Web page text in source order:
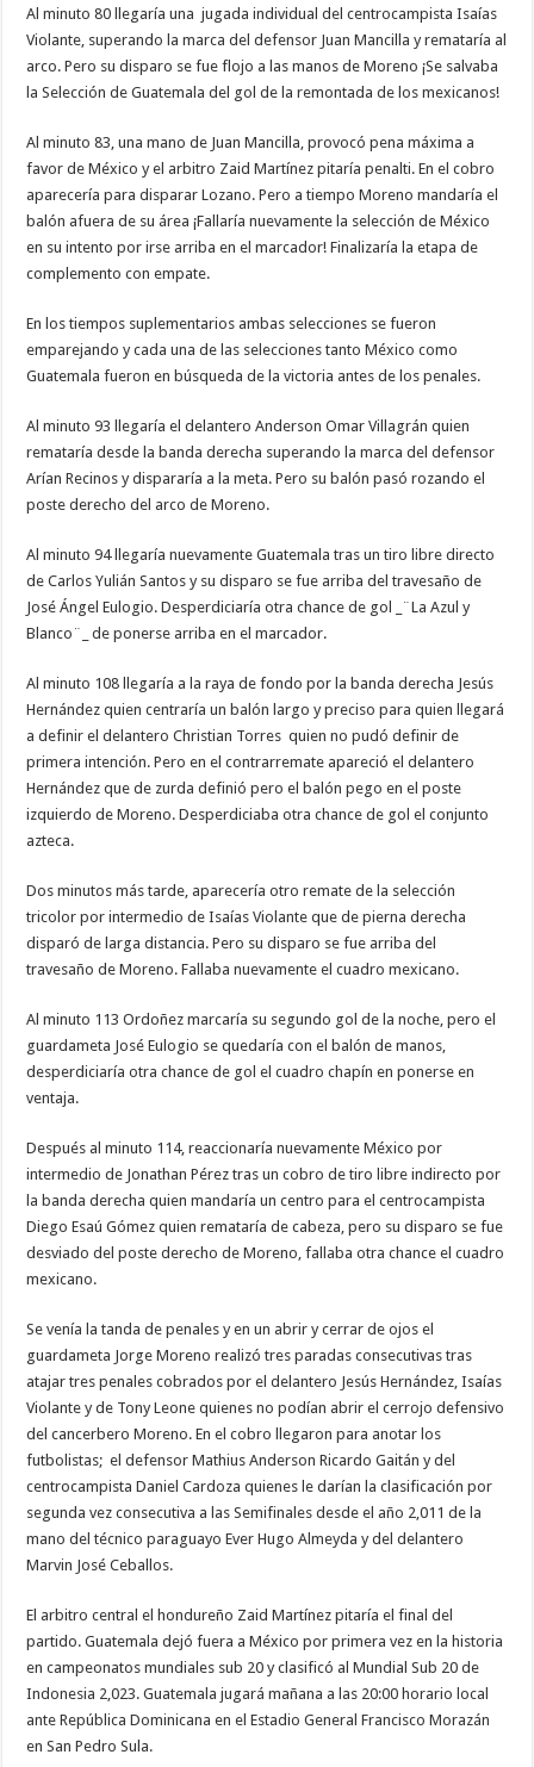
Al minuto 80 llegaría una jugada individual del centrocampista Isaías
Violante, superando la marca del defensor Juan Mancilla y remataría al
arco. Pero su disparo se fue flojo a las manos de Moreno ¡Se salvaba
la Selección de Guatemala del gol de la remontada de los mexicanos!
Al minuto 83, una mano de Juan Mancilla, provocó pena máxima a
favor de México y el arbitro Zaid Martínez pitaría penalti. En el cobro
aparecería para disparar Lozano. Pero a tiempo Moreno mandaría el
balón afuera de su área ¡Fallaría nuevamente la selección de México
en su intento por irse arriba en el marcador! Finalizaría la etapa de
complemento con empate.
En los tiempos suplementarios ambas selecciones se fueron
emparejando y cada una de las selecciones tanto México como
Guatemala fueron en búsqueda de la victoria antes de los penales.
Al minuto 93 llegaría el delantero Anderson Omar Villagrán quien
remataría desde la banda derecha superando la marca del defensor
Arían Recinos y dispararía a la meta. Pero su balón pasó rozando el
poste derecho del arco de Moreno.
Al minuto 94 llegaría nuevamente Guatemala tras un tiro libre directo
de Carlos Yulián Santos y su disparo se fue arriba del travesaño de
José Ángel Eulogio. Desperdiciaría otra chance de gol _¨La Azul y
Blanco¨_ de ponerse arriba en el marcador.
Al minuto 108 llegaría a la raya de fondo por la banda derecha Jesús
Hernández quien centraría un balón largo y preciso para quien llegará
a definir el delantero Christian Torres quien no pudó definir de
primera intención. Pero en el contrarremate apareció el delantero
Hernández que de zurda definió pero el balón pego en el poste
izquierdo de Moreno. Desperdiciaba otra chance de gol el conjunto
azteca.
Dos minutos más tarde, aparecería otro remate de la selección
tricolor por intermedio de Isaías Violante que de pierna derecha
disparó de larga distancia. Pero su disparo se fue arriba del
travesaño de Moreno. Fallaba nuevamente el cuadro mexicano.
Al minuto 113 Ordoñez marcaría su segundo gol de la noche, pero el
guardameta José Eulogio se quedaría con el balón de manos,
desperdiciaría otra chance de gol el cuadro chapín en ponerse en
ventaja.
Después al minuto 114, reaccionaría nuevamente México por
intermedio de Jonathan Pérez tras un cobro de tiro libre indirecto por
la banda derecha quien mandaría un centro para el centrocampista
Diego Esaú Gómez quien remataría de cabeza, pero su disparo se fue
desviado del poste derecho de Moreno, fallaba otra chance el cuadro
mexicano.
Se venía la tanda de penales y en un abrir y cerrar de ojos el
guardameta Jorge Moreno realizó tres paradas consecutivas tras
atajar tres penales cobrados por el delantero Jesús Hernández, Isaías
Violante y de Tony Leone quienes no podían abrir el cerrojo defensivo
del cancerbero Moreno. En el cobro llegaron para anotar los
futbolistas; el defensor Mathius Anderson Ricardo Gaitán y del
centrocampista Daniel Cardoza quienes le darían la clasificación por
segunda vez consecutiva a las Semifinales desde el año 2,011 de la
mano del técnico paraguayo Ever Hugo Almeyda y del delantero
Marvin José Ceballos.
El arbitro central el hondureño Zaid Martínez pitaría el final del
partido. Guatemala dejó fuera a México por primera vez en la historia
en campeonatos mundiales sub 20 y clasificó al Mundial Sub 20 de
Indonesia 2,023. Guatemala jugará mañana a las 20:00 horario local
ante República Dominicana en el Estadio General Francisco Morazán
en San Pedro Sula.